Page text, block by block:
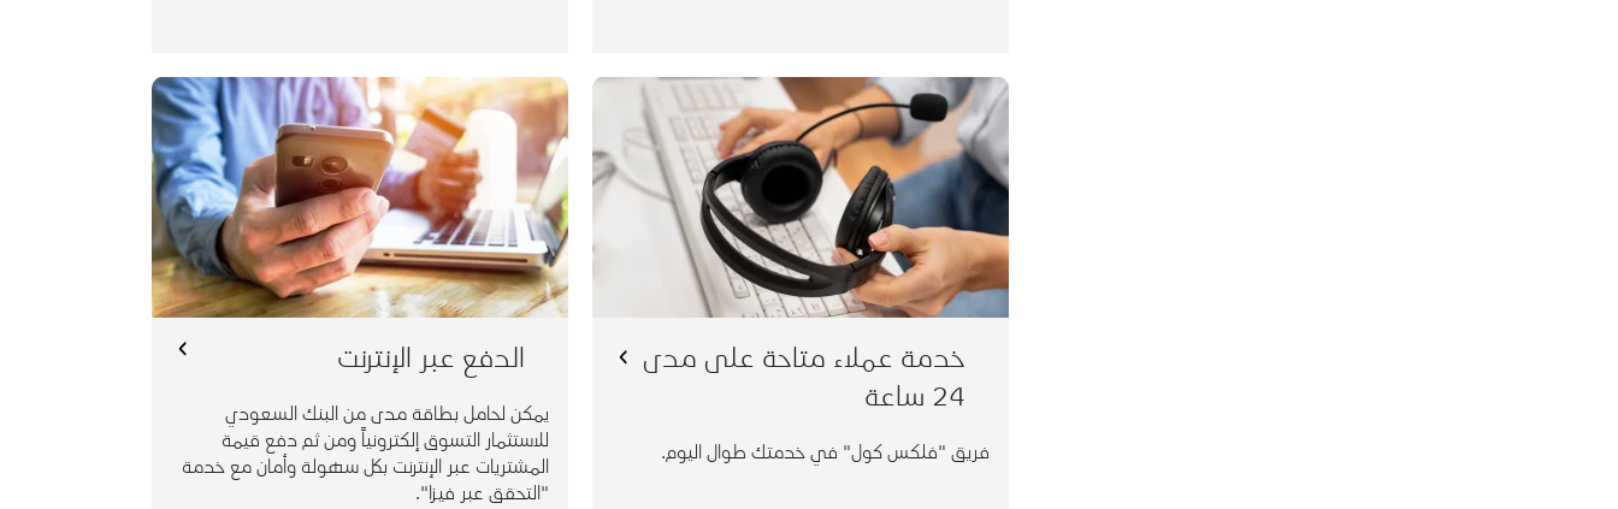
خدمة عملاء متاحة على مدى
24 ساعة
فريق "فلكس كول" في خدمتك طوال اليوم.
فريق "فلكس كول" في خدمتك طوال اليوم.
ببساطة، اتصل على8000 124 800
( من داخل
المملكة)، أو 3100 418 11 966+
(من خارج
المملكة)
الدفع عبر الإنترنت
يمكن لحامل بطاقة مدى من البنك السعودي
للاستثمار التسوق إلكترونياً ومن ثم دفع قيمة
المشتريات عبر الإنترنت بكل سهولة وأمان مع خدمة
"التحقق عبر فيزا".
يمكن لحامل بطاقة مدى من البنك السعودي
للاستثمار التسوق إلكترونياً ومن ثم دفع قيمة
المشتريات عبر الإنترنت بكل سهولة وأمان مع خدمة
"التحقق عبر فيزا". للمزيد من التفاصيل حول الخدمة،
فضلاً اضغطهنا
* تطبق الشروط والأحكام . للإطلاع اضغطهنا